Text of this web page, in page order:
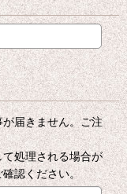
届きません。ご注
処理される場合が
認ください。